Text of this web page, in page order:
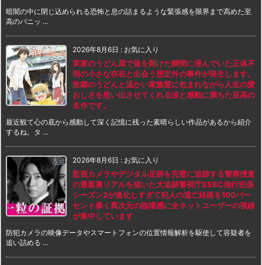
暗闇の中に閉じ込められる恐怖と息の詰まるような緊張感を限界まで高めた至
高のパニッ ...
2026年8月6日 : お気に入り
実家のうどん屋で釜を開けた瞬間に潜んでいた正体不
明の小さな存在と出会う想定外の事件が発生します。
故郷のうどんと温かい家族愛に包まれながら人生の愛
おしさを思い出させてくれる涙と感動に満ちた至高の
名作です。
最近観て心の底から感動して深く記憶に残った素晴らしい作品があるから紹介
するね。タ ...
2026年8月6日 : お気に入り
監視カメラやデジタル足跡を完璧に追跡する警察捜査
の最新裏リアルを描いた大追跡警視庁SSBC強行犯係
シーズン2が進化しすぎて犯人の逃亡経路を100パー
セント暴く異次元の臨場感に全ネットユーザーの視線
が集中しています
防犯カメラの映像データやスマートフォンの位置情報解析を駆使して容疑者を
追い詰める ...